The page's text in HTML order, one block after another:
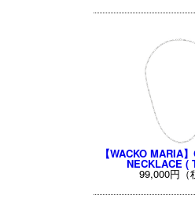
【WACKO MARIA
NECKLACE (
99,000円（